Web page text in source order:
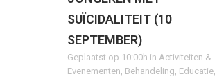
SUÏCIDALITEIT (10
SEPTEMBER)
Geplaatst op 10:00h in Activiteiten &
Evenementen, Behandeling, Educatie,